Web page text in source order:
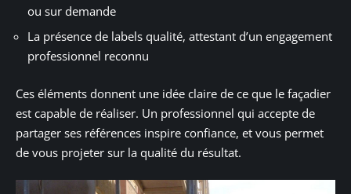
ou sur demande
La présence de labels qualité, attestant d’un engagement
professionnel reconnu
Ces éléments donnent une idée claire de ce que le façadier
est capable de réaliser. Un professionnel qui accepte de
partager ses références inspire confiance, et vous permet
de vous projeter sur la qualité du résultat.